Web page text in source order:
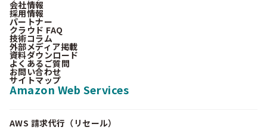
会社情報
採用情報
パートナー
クラウド FAQ
技術コラム
外部メディア掲載
資料ダウンロード
よくあるご質問
お問い合わせ
サイトマップ
Amazon Web Services
AWS 請求代行（リセール）